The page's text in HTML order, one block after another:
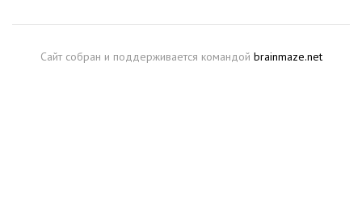
Сайт собран и поддерживается командой brainmaze.net